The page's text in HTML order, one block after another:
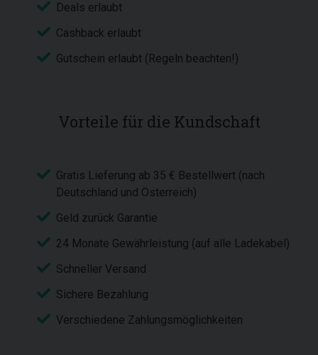
Deals erlaubt
Cashback erlaubt
Gutschein erlaubt (Regeln beachten!)
Vorteile für die Kundschaft
Gratis Lieferung ab 35 € Bestellwert (nach
Deutschland und Österreich)
Geld zurück Garantie
24 Monate Gewährleistung (auf alle Ladekabel)
Schneller Versand
Sichere Bezahlung
Verschiedene Zahlungsmöglichkeiten